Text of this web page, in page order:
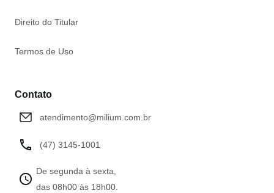
Direito do Titular
Termos de Uso
Contato
atendimento@milium.com.br
(47) 3145-1001
De segunda à sexta,
das 08h00 às 18h00.